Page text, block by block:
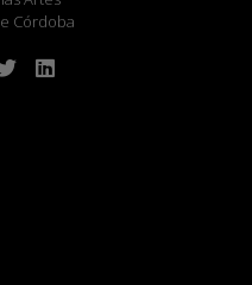
Córdoba